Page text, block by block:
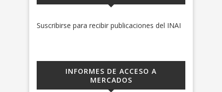
Suscribirse para recibir publicaciones del INAI
INFORMES DE ACCESO A
MERCADOS